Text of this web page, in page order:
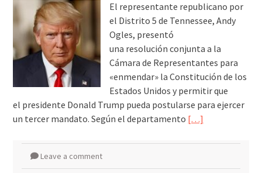
El representante republicano por
el Distrito 5 de Tennessee, Andy
Ogles, presentó
una resolución conjunta a la
Cámara de Representantes para
«enmendar» la Constitución de los
Estados Unidos y permitir que
el presidente Donald Trump pueda postularse para ejercer
un tercer mandato. Según el departamento […]
Leave a comment